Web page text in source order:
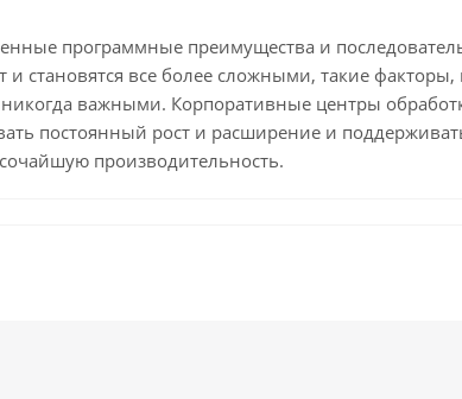
программные преимущества и
становятся все более сложными, такие
никогда важными. Корпоративные центры
постоянный рост и расширение и
производительность.